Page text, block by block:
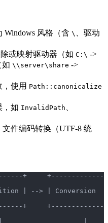
Windows 风格（含 \
、驱动
除或映射驱动器（如 C:\ ->
如 \\server\share ->
，使用 Path::canonicalize
，如 InvalidPath
件编码转换（UTF-8 统
+     +-------------
| --> | Conversion
+     +-------------